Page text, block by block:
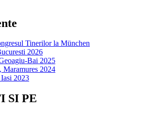
Tinerilor la München
2026
Bai 2025
2024
2023
SI PE